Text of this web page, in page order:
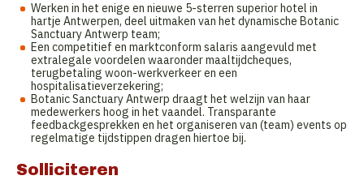
Werken in het enige en nieuwe 5-sterren superior hotel in
hartje Antwerpen, deel uitmaken van het dynamische Botanic
Sanctuary Antwerp team;
Een competitief en marktconform salaris aangevuld met
extralegale voordelen waaronder maaltijdcheques,
terugbetaling woon-werkverkeer en een
hospitalisatieverzekering;
Botanic Sanctuary Antwerp draagt het welzijn van haar
medewerkers hoog in het vaandel. Transparante
feedbackgesprekken en het organiseren van (team) events op
regelmatige tijdstippen dragen hiertoe bij.
Solliciteren